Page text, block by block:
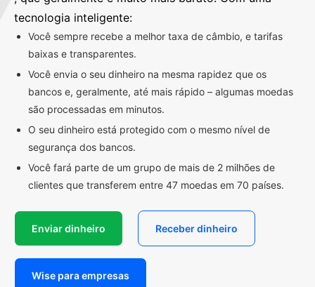
tecnologia inteligente:
Você sempre recebe a melhor taxa de câmbio, e tarifas
baixas e transparentes.
Você envia o seu dinheiro na mesma rapidez que os
bancos e, geralmente, até mais rápido – algumas moedas
são processadas em minutos.
O seu dinheiro está protegido com o mesmo nível de
segurança dos bancos.
Você fará parte de um grupo de mais de 2 milhões de
clientes que transferem entre 47 moedas em 70 países.
Enviar dinheiro Receber dinheiro
Wise para empresas